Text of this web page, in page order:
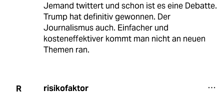
Jemand twittert und schon ist es eine Debatte.
Trump hat definitiv gewonnen. Der
Journalismus auch. Einfacher und
kosteneffektiver kommt man nicht an neuen
Themen ran.
R risikofaktor